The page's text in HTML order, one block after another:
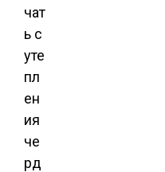
чат
ь с
уте
пл
ен
ия
че
рд